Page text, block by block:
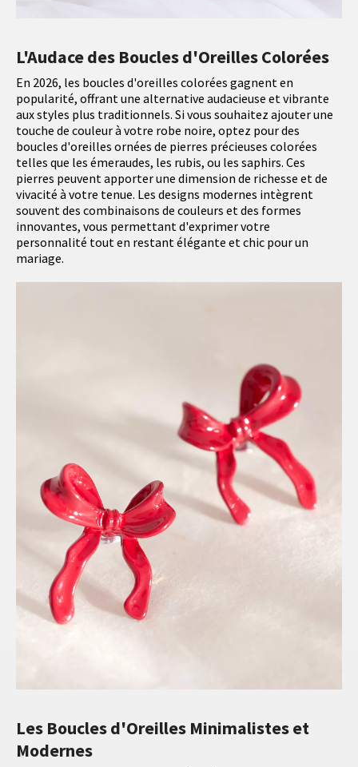
L'Audace des Boucles d'Oreilles Colorées
En 2026, les boucles d'oreilles colorées gagnent en
popularité, offrant une alternative audacieuse et vibrante
aux styles plus traditionnels. Si vous souhaitez ajouter une
touche de couleur à votre robe noire, optez pour des
boucles d'oreilles ornées de pierres précieuses colorées
telles que les émeraudes, les rubis, ou les saphirs. Ces
pierres peuvent apporter une dimension de richesse et de
vivacité à votre tenue. Les designs modernes intègrent
souvent des combinaisons de couleurs et des formes
innovantes, vous permettant d'exprimer votre
personnalité tout en restant élégante et chic pour un
mariage.
Les Boucles d'Oreilles Minimalistes et
Modernes